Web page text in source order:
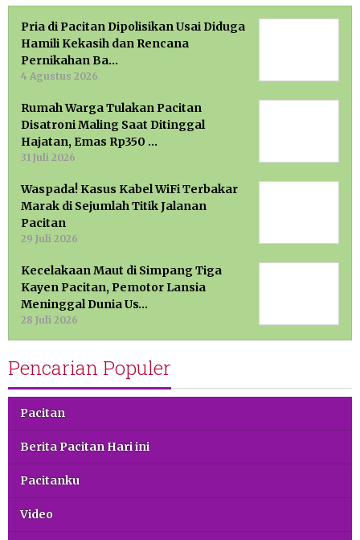
Pria di Pacitan Dipolisikan Usai Diduga
Hamili Kekasih dan Rencana
Pernikahan Ba…
4 Agustus 2026
Rumah Warga Tulakan Pacitan
Disatroni Maling Saat Ditinggal
Hajatan, Emas Rp350 …
31 Juli 2026
Waspada! Kasus Kabel WiFi Terbakar
Marak di Sejumlah Titik Jalanan
Pacitan
29 Juli 2026
Kecelakaan Maut di Simpang Tiga
Kayen Pacitan, Pemotor Lansia
Meninggal Dunia Us…
28 Juli 2026
Pencarian Populer
Pacitan
Berita Pacitan Hari ini
Pacitanku
Video